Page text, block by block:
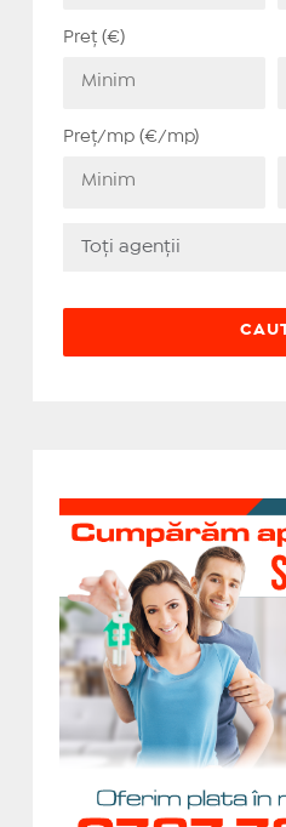
Preț (€)
Preț/mp (€/mp)